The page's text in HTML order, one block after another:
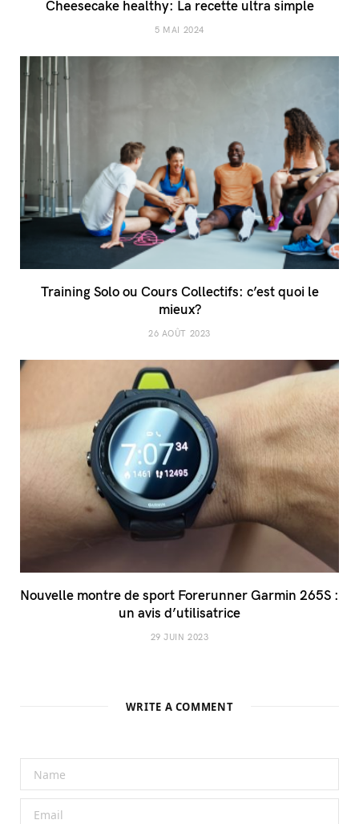
Cheesecake healthy: La recette ultra simple
5 MAI 2024
Training Solo ou Cours Collectifs: c’est quoi le
mieux?
26 AOÛT 2023
Nouvelle montre de sport Forerunner Garmin 265S :
un avis d’utilisatrice
29 JUIN 2023
WRITE A COMMENT